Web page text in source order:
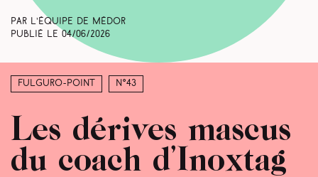
Par L’équipe de Médor
Publié le 04/06/2026
Fulguro-Point N°43
Les dérives mascus
du coach d’Inoxtag